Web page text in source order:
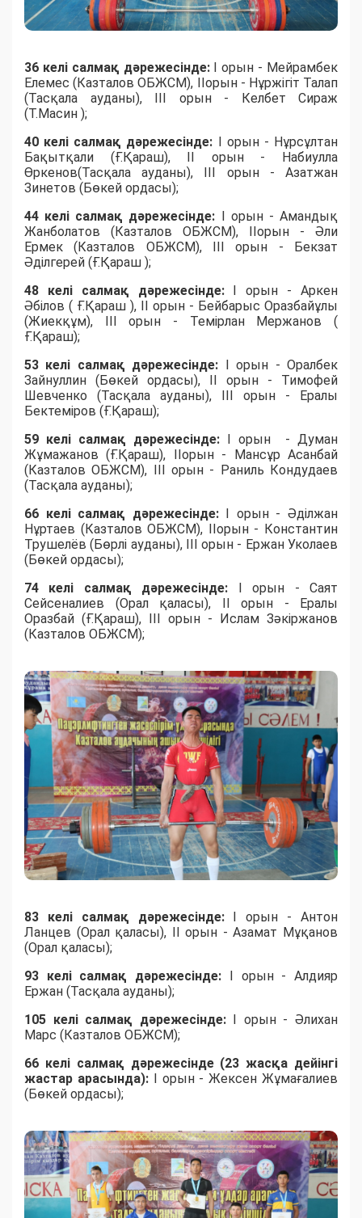
36 келі салмақ дәрежесінде:
I орын - Мейрамбек
Елемес (Казталов ОБЖСМ), IIорын - Нұржігіт Талап
(Тасқала ауданы), III орын - Келбет Сираж
(Т.Масин );
40 келі салмақ дәрежесінде:
I орын - Нұрсұлтан
Бақытқали (Ғ.Қараш), II орын - Набиулла
Өркенов(Тасқала ауданы), III орын - Азатжан
Зинетов (Бөкей ордасы);
44 келі салмақ дәрежесінде:
I орын - Амандық
Жанболатов (Казталов ОБЖСМ), IIорын - Әли
Ермек (Казталов ОБЖСМ), III орын - Бекзат
Әділгерей (Ғ.Қараш );
48 келі салмақ дәрежесінде:
I орын - Аркен
Әбілов ( Ғ.Қараш ), II орын - Бейбарыс Оразбайұлы
(Жиекқұм), III орын - Темірлан Мержанов (
Ғ.Қараш);
53 келі салмақ дәрежесінде:
I орын - Оралбек
Зайнуллин (Бөкей ордасы), II орын - Тимофей
Шевченко (Тасқала ауданы), III орын - Ералы
Бектеміров (Ғ.Қараш);
59 келі салмақ дәрежесінде:
I орын - Думан
Жұмажанов (Ғ.Қараш), IIорын - Мансұр Асанбай
(Казталов ОБЖСМ), III орын - Раниль Кондудаев
(Тасқала ауданы);
66 келі салмақ дәрежесінде:
I орын - Әділжан
Нұртаев (Казталов ОБЖСМ), IIорын - Константин
Трушелёв (Бөрлі ауданы), III орын - Ержан Уколаев
(Бөкей ордасы);
74 келі салмақ дәрежесінде:
I орын - Саят
Сейсеналиев (Орал қаласы), II орын - Ералы
Оразбай (Ғ.Қараш), III орын - Ислам Зәкіржанов
(Казталов ОБЖСМ);
83 келі салмақ дәрежесінде: I орын - Антон
Ланцев (Орал қаласы), II орын - Азамат Мұқанов
(Орал қаласы);
93 келі салмақ дәрежесінде: I орын - Алдияр
Ержан (Тасқала ауданы);
105 келі салмақ дәрежесінде: I орын - Әлихан
Марс (Казталов ОБЖСМ);
66 келі салмақ дәрежесінде (23 жасқа дейінгі
жастар арасында): I орын - Жексен Жұмағалиев
(Бөкей ордасы);